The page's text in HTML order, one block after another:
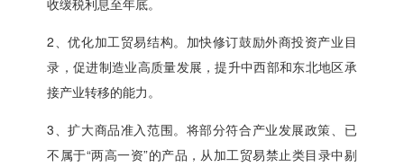
2、优化加工贸易结构。加快修订鼓励外商投资产业目
录，促进制造业高质量发展，提升中西部和东北地区承
接产业转移的能力。
3、扩大商品准入范围。将部分符合产业发展政策、已
不属于“两高一资”的产品，从加工贸易禁止类目录中剔